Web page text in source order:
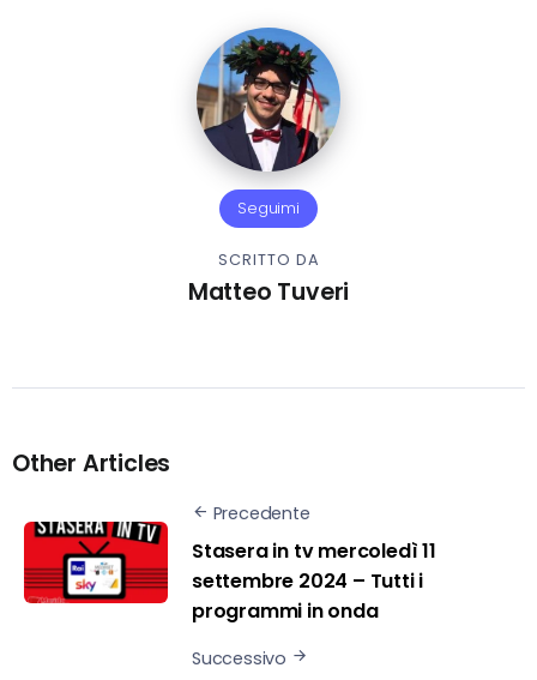
Seguimi
SCRITTO DA
Matteo Tuveri
Other Articles
Precedente
Stasera in tv mercoledì 11
settembre 2024 – Tutti i
programmi in onda
Successivo